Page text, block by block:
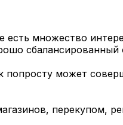
множество
сбалансированный
может
перекупом,